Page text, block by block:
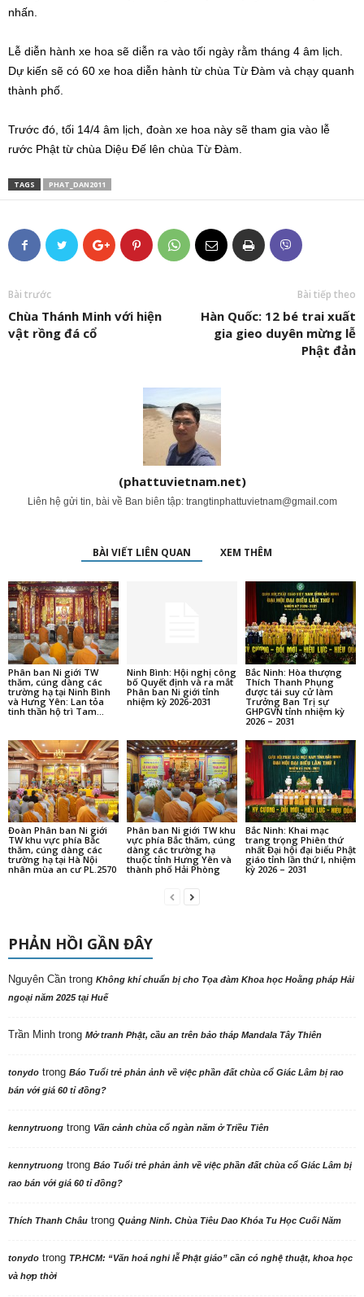
nhấn.
Lễ diễn hành xe hoa sẽ diễn ra vào tối ngày rằm tháng 4 âm lịch.
Dự kiến sẽ có 60 xe hoa diễn hành từ chùa Từ Đàm và chạy quanh
thành phố.
Trước đó, tối 14/4 âm lịch, đoàn xe hoa này sẽ tham gia vào lễ
rước Phật từ chùa Diệu Đế lên chùa Từ Đàm.
TAGS PHAT_DAN2011
Bài trước
Chùa Thánh Minh với hiện
vật rồng đá cổ
Bài tiếp theo
Hàn Quốc: 12 bé trai xuất
gia gieo duyên mừng lễ
Phật đản
(phattuvietnam.net)
Liên hệ gửi tin, bài về Ban biên tập: trangtinphattuvietnam@gmail.com
BÀI VIẾT LIÊN QUAN XEM THÊM
Phân ban Ni giới TW
thăm, cúng dàng các
trường hạ tại Ninh Bình
và Hưng Yên: Lan tỏa
tinh thần hộ trì Tam...
Ninh Bình: Hội nghị công
bố Quyết định và ra mắt
Phân ban Ni giới tỉnh
nhiệm kỳ 2026-2031
Bắc Ninh: Hòa thượng
Thích Thanh Phụng
được tái suy cử làm
Trưởng Ban Trị sự
GHPGVN tỉnh nhiệm kỳ
2026 – 2031
Đoàn Phân ban Ni giới
TW khu vực phía Bắc
thăm, cúng dàng các
trường hạ tại Hà Nội
nhân mùa an cư PL.2570
Phân ban Ni giới TW khu
vực phía Bắc thăm, cúng
dàng các trường hạ
thuộc tỉnh Hưng Yên và
thành phố Hải Phòng
Bắc Ninh: Khai mạc
trang trọng Phiên thứ
nhất Đại hội đại biểu Phật
giáo tỉnh lần thứ I, nhiệm
kỳ 2026 – 2031
PHẢN HỒI GẦN ĐÂY
Nguyên Cần trong Không khí chuẩn bị cho Tọa đàm Khoa học Hoằng pháp Hải
ngoại năm 2025 tại Huế
Trần Minh trong Mở tranh Phật, cầu an trên bảo tháp Mandala Tây Thiên
tonydo trong Báo Tuổi trẻ phản ảnh về việc phần đất chùa cổ Giác Lâm bị rao
bán với giá 60 tỉ đồng?
kennytruong trong Vãn cảnh chùa cổ ngàn năm ở Triều Tiên
kennytruong trong Báo Tuổi trẻ phản ảnh về việc phần đất chùa cổ Giác Lâm bị
rao bán với giá 60 tỉ đồng?
Thích Thanh Châu trong Quảng Ninh. Chùa Tiêu Dao Khóa Tu Học Cuối Năm
tonydo trong TP.HCM: “Văn hoá nghi lễ Phật giáo” cần có nghệ thuật, khoa học
và hợp thời